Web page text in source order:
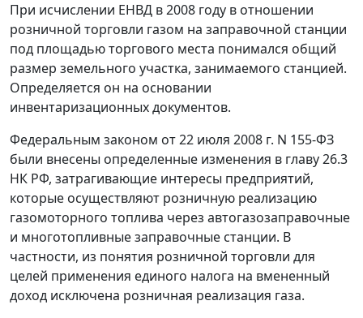
При исчислении ЕНВД в 2008 году в отношении
розничной торговли газом на заправочной станции
под площадью торгового места понимался общий
размер земельного участка, занимаемого станцией.
Определяется он на основании
инвентаризационных документов.
Федеральным законом от 22 июля 2008 г. N 155-ФЗ
были внесены определенные изменения в главу 26.3
НК РФ, затрагивающие интересы предприятий,
которые осуществляют розничную реализацию
газомоторного топлива через автогазозаправочные
и многотопливные заправочные станции. В
частности, из понятия розничной торговли для
целей применения единого налога на вмененный
доход исключена розничная реализация газа.